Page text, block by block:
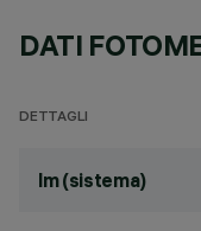
DATI
DETTAGLI
lm (sistema)